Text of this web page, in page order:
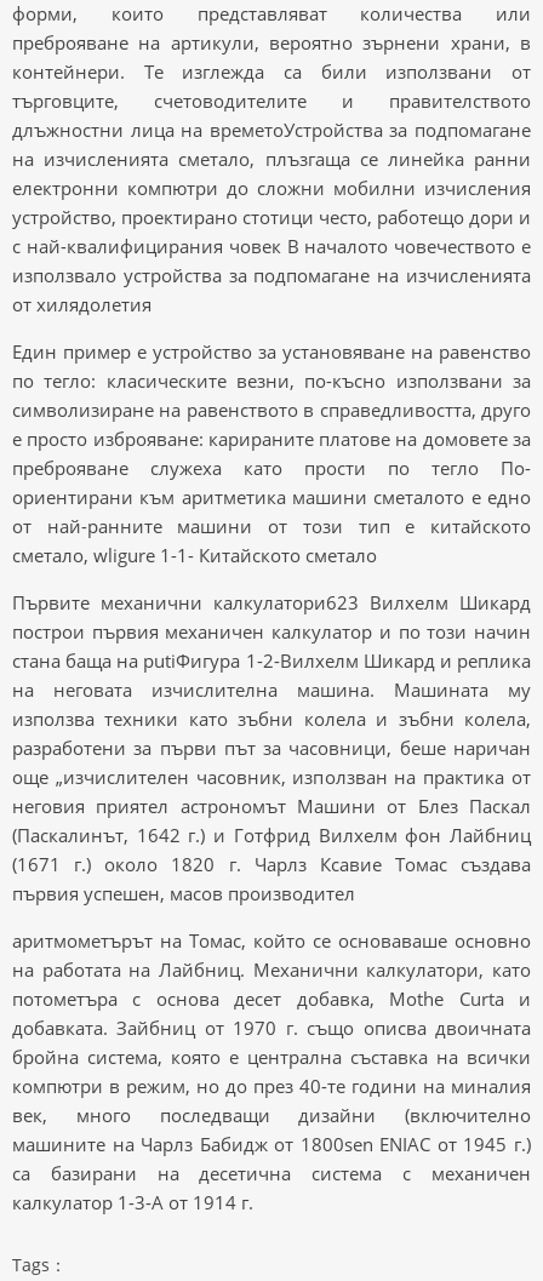
форми, които представляват количества или
преброяване на артикули, вероятно зърнени храни, в
контейнери. Те изглежда са били използвани от
търговците, счетоводителите и правителството
длъжностни лица на времетоУстройства за подпомагане
на изчисленията сметало, плъзгаща се линейка ранни
електронни компютри до сложни мобилни изчисления
устройство, проектирано стотици често, работещо дори и
с най-квалифицирания човек В началото човечеството е
използвало устройства за подпомагане на изчисленията
от хилядолетия
Един пример е устройство за установяване на равенство
по тегло: класическите везни, по-късно използвани за
символизиране на равенството в справедливостта, друго
е просто изброяване: карираните платове на домовете за
преброяване служеха като прости по тегло По-
ориентирани към аритметика машини сметалото е едно
от най-ранните машини от този тип е китайското
сметало, wligure 1-1- Китайското сметало
Първите механични калкулатори623 Вилхелм Шикард
построи първия механичен калкулатор и по този начин
стана баща на putiФигура 1-2-Вилхелм Шикард и реплика
на неговата изчислителна машина. Машината му
използва техники като зъбни колела и зъбни колела,
разработени за първи път за часовници, беше наричан
още „изчислителен часовник, използван на практика от
неговия приятел астрономът Машини от Блез Паскал
(Паскалинът, 1642 г.) и Готфрид Вилхелм фон Лайбниц
(1671 г.) около 1820 г. Чарлз Ксавие Томас създава
първия успешен, масов производител
аритмометърът на Томас, който се основаваше основно
на работата на Лайбниц. Механични калкулатори, като
потометъра с основа десет добавка, Mothe Curta и
добавката. Зайбниц от 1970 г. също описва двоичната
бройна система, която е централна съставка на всички
компютри в режим, но до през 40-те години на миналия
век, много последващи дизайни (включително
машините на Чарлз Бабидж от 1800sen ENIAC от 1945 г.)
са базирани на десетична система с механичен
калкулатор 1-3-A от 1914 г.
Tags：